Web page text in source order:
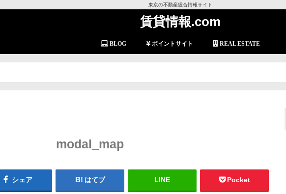
東京の不動産総合情報サイト
賃貸情報.com
BLOG ポイントサイト REAL ESTATE
modal_map
シェア はてブ LINE Pocket